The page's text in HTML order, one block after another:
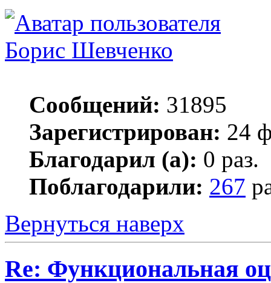
Борис Шевченко
Сообщений: 31895
Зарегистрирован: 24
Благодарил (а): 0 раз.
Поблагодарили: 267
Вернуться наверх
Re: Функциональная